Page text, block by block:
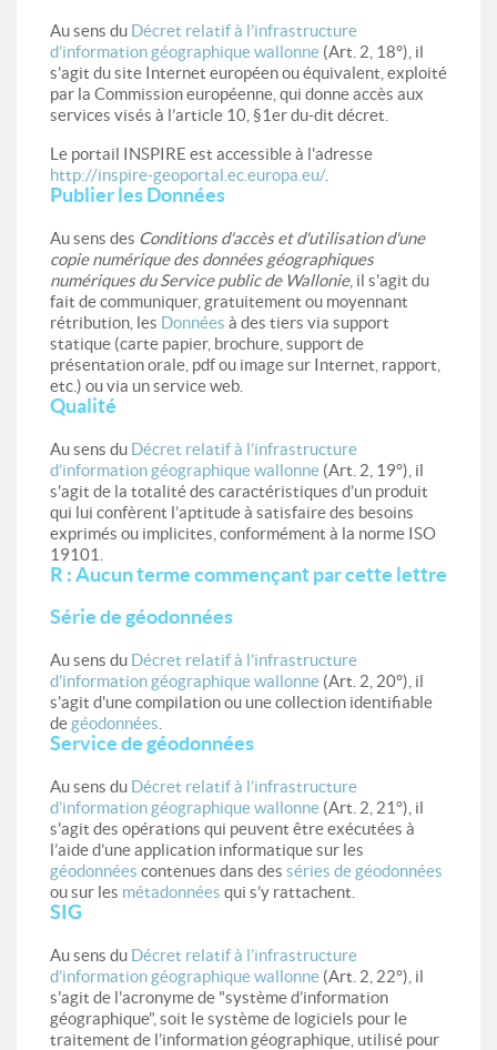
Au sens du Décret relatif à l’infrastructure
d’information géographique wallonne (Art. 2, 18°), il
s'agit du site Internet européen ou équivalent, exploité
par la Commission européenne, qui donne accès aux
services visés à l’article 10, §1er du-dit décret.
Le portail INSPIRE est accessible à l'adresse
http://inspire-geoportal.ec.europa.eu/.
Publier les Données
Au sens des Conditions d'accès et d'utilisation d'une
copie numérique des données géographiques
numériques du Service public de Wallonie, il s'agit du
fait de communiquer, gratuitement ou moyennant
rétribution, les Données à des tiers via support
statique (carte papier, brochure, support de
présentation orale, pdf ou image sur Internet, rapport,
etc.) ou via un service web.
Qualité
Au sens du Décret relatif à l’infrastructure
d’information géographique wallonne (Art. 2, 19°), il
s'agit de la totalité des caractéristiques d’un produit
qui lui confèrent l’aptitude à satisfaire des besoins
exprimés ou implicites, conformément à la norme ISO
19101.
R : Aucun terme commençant par cette lettre
Série de géodonnées
Au sens du Décret relatif à l’infrastructure
d’information géographique wallonne (Art. 2, 20°), il
s'agit d'une compilation ou une collection identifiable
degéodonnées
Service de géodonnées
Au sens du Décret relatif à l’infrastructure
d’information géographique wallonne (Art. 2, 21°), il
s'agit des opérations qui peuvent être exécutées à
l’aide d’une application informatique sur les
géodonnées contenues dans des séries de géodonnées
ou sur les métadonnées qui s’y rattachent.
SIG
Au sens du Décret relatif à l’infrastructure
d’information géographique wallonne (Art. 2, 22°), il
s'agit de l'acronyme de "système d’information
géographique", soit le système de logiciels pour le
traitement de l’information géographique, utilisé pour